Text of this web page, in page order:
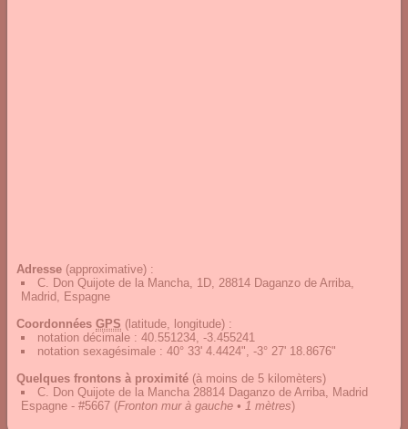
Adresse (approximative) :
C. Don Quijote de la Mancha, 1D, 28814 Daganzo de Arriba,
Madrid, Espagne
Coordonnées GPS (latitude, longitude) :
notation décimale : 40.551234, -3.455241
notation sexagésimale : 40° 33' 4.4424", -3° 27' 18.8676"
Quelques frontons à proximité (à moins de 5 kilomèters)
C. Don Quijote de la Mancha 28814 Daganzo de Arriba, Madrid
Espagne - #5667 (Fronton mur à gauche • 1 mètres)